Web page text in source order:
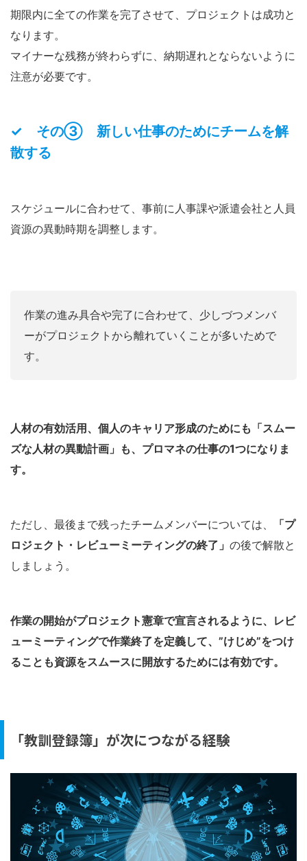
期限内に全ての作業を完了させて、プロジェクトは成功と
なります。
マイナーな残務が終わらずに、納期遅れとならないように
注意が必要です。
✓ その③ 新しい仕事のためにチームを解
散する
スケジュールに合わせて、事前に人事課や派遣会社と人員
資源の異動時期を調整します。
作業の進み具合や完了に合わせて、少しづつメンバ
ーがプロジェクトから離れていくことが多いためで
す。
人材の有効活用、個人のキャリア形成のためにも「スムー
ズな人材の異動計画」も、プロマネの仕事の1つになりま
す。
ただし、最後まで残ったチームメンバーについては、
「プ
ロジェクト・レビューミーティングの終了」 の後で解散と
しましょう。
作業の開始がプロジェクト憲章で宣言されるように、レビ
ューミーティングで作業終了を定義して、”けじめ”をつけ
ることも資源をスムースに開放するためには有効です。
「教訓登録簿」が次につながる経験